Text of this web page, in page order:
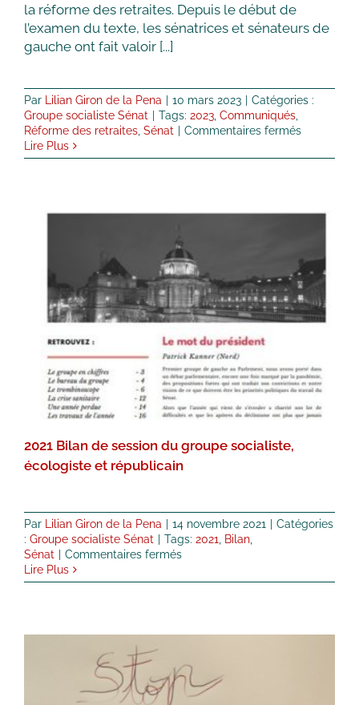
la réforme des retraites. Depuis le début de
l’examen du texte, les sénatrices et sénateurs de
gauche ont fait valoir [...]
Par Lilian Giron de la Pena 10 mars 2023
Catégories :
Groupe socialiste Sénat
Tags: 2023, Communiqués,
Réforme des retraites, Sénat Commentaires ferméssur
de
réforme
des
retraites
Lire Plus
2021 Bilan de session du groupe
socialiste, écologiste et
républicain
Groupe socialiste Sénat
2021 Bilan de session du groupe socialiste,
écologiste et républicain
Par Lilian Giron de la Pena 14 novembre 2021
Catégories
: Groupe socialiste Sénat Tags: 2021, Bilan,
Sénat
Commentaires ferméssur
Bilan
écologiste
et
Lire Plus
Les sénatrices et sénateurs